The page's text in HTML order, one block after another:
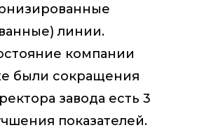
линии.
компании
были сокращения
завода есть 3
показателей.